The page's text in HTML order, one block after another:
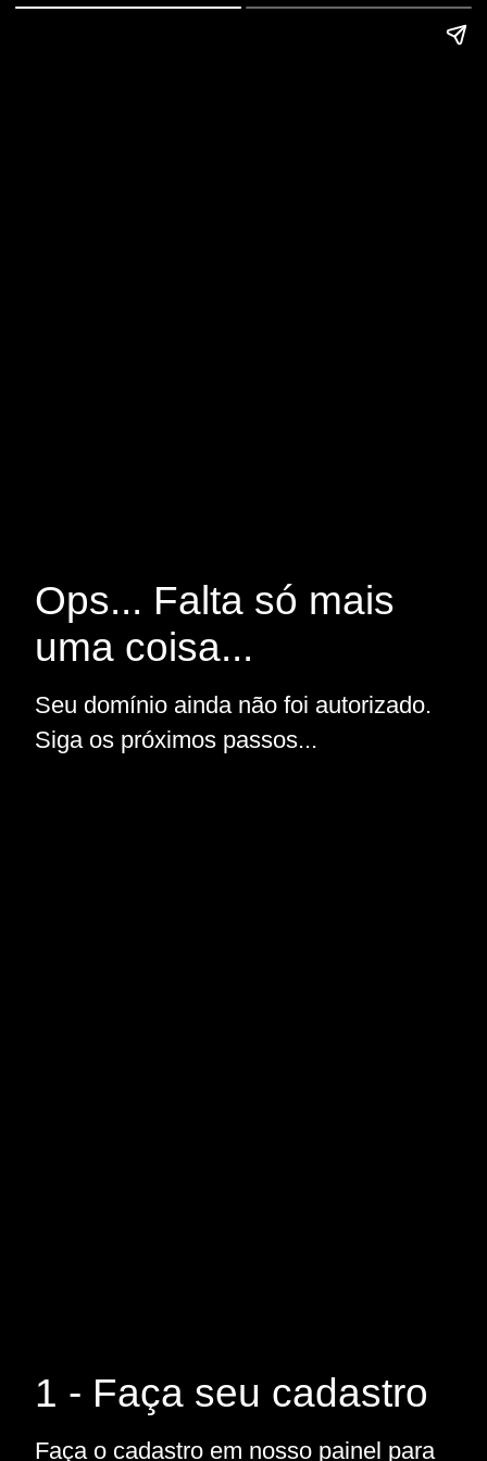
Ops... Falta só mais
uma coisa...
Seu domínio ainda não foi autorizado.
Siga os próximos passos...
1 - Faça seu cadastro
Faça o cadastro em nosso painel para